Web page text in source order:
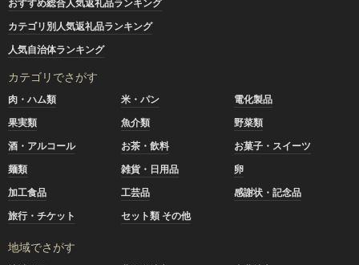
おすすめ総合人気返礼品ランキング
カテゴリ別人気返礼品ランキング
人気自治体ランキング
カテゴリでさがす
肉・ハム類 米・パン
電化製品
果実類
魚介類
野菜類
酒・アルコール
お茶・飲料
お菓子・スイーツ
麺類
雑貨・日用品
卵
加工食品
工芸品
感謝状・記念品
旅行・チケット
セット類 その他
地域でさがす